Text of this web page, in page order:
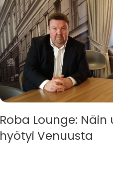
Roba Lounge: Näin
hyötyi Venuusta